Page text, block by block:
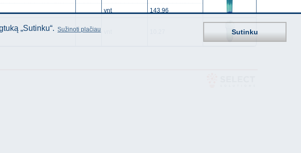
vnt 143.96
„Sutinku“. Sužinoti plačiau Sutinku